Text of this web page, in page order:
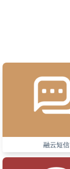
融云短信